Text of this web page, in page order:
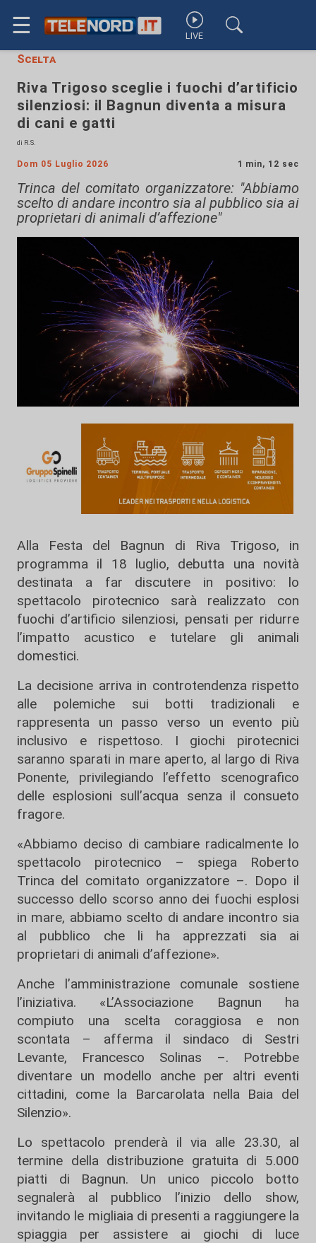
☰ LIVE
Scelta
Riva Trigoso sceglie i fuochi d’artificio
silenziosi: il Bagnun diventa a misura
di cani e gatti
di R.S.
Dom 05 Luglio 2026 1 min, 12 sec
Trinca del comitato organizzatore: "Abbiamo
scelto di andare incontro sia al pubblico sia ai
proprietari di animali d’affezione"
Alla Festa del Bagnun di Riva Trigoso, in
programma il 18 luglio, debutta una novità
destinata a far discutere in positivo: lo
spettacolo pirotecnico sarà realizzato con
fuochi d’artificio silenziosi, pensati per ridurre
l’impatto acustico e tutelare gli animali
domestici.
La decisione arriva in controtendenza rispetto
alle polemiche sui botti tradizionali e
rappresenta un passo verso un evento più
inclusivo e rispettoso. I giochi pirotecnici
saranno sparati in mare aperto, al largo di Riva
Ponente, privilegiando l’effetto scenografico
delle esplosioni sull’acqua senza il consueto
fragore.
«Abbiamo deciso di cambiare radicalmente lo
spettacolo pirotecnico – spiega Roberto
Trinca del comitato organizzatore –. Dopo il
successo dello scorso anno dei fuochi esplosi
in mare, abbiamo scelto di andare incontro sia
al pubblico che li ha apprezzati sia ai
proprietari di animali d’affezione».
Anche l’amministrazione comunale sostiene
l’iniziativa. «L’Associazione Bagnun ha
compiuto una scelta coraggiosa e non
scontata – afferma il sindaco di Sestri
Levante, Francesco Solinas –. Potrebbe
diventare un modello anche per altri eventi
cittadini, come la Barcarolata nella Baia del
Silenzio».
Lo spettacolo prenderà il via alle 23.30, al
termine della distribuzione gratuita di 5.000
piatti di Bagnun. Un unico piccolo botto
segnalerà al pubblico l’inizio dello show,
invitando le migliaia di presenti a raggiungere la
spiaggia per assistere ai giochi di luce